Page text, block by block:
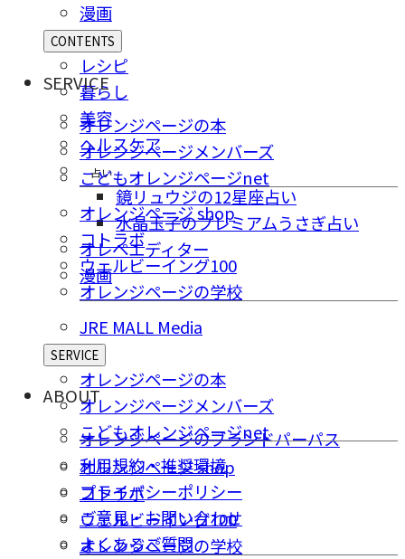
漫画
CONTENTS
レシピ
暮らし
美容
ヘルスケア
占い
鏡リュウジの12星座占い
水晶玉子のプレミアムうさぎ占い
オレペエディター
漫画
SERVICE
オレンジページの本
オレンジページメンバーズ
こどもオレンジページnet
オレンジページ shop
コトラボ
ウェルビーイング100
オレンジページの学校
JRE MALL Media
SERVICE
オレンジページの本
オレンジページメンバーズ
こどもオレンジページnet
オレンジページ shop
コトラボ
ウェルビーイング100
オレンジページの学校
ABOUT
オレンジページのブランドパーパス
利用規約・推奨環境
プライバシーポリシー
ご意⾒・お問い合わせ
よくあるご質問